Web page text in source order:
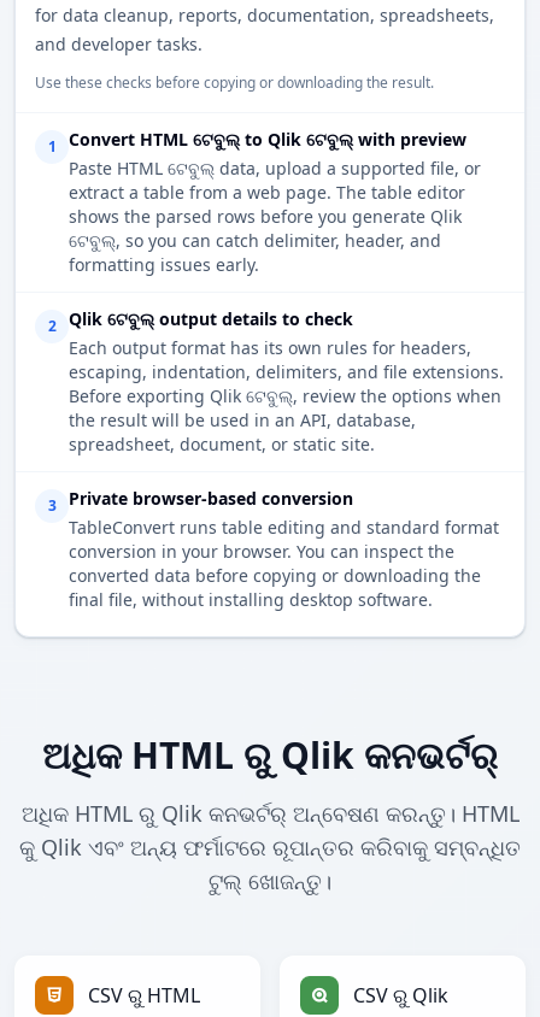
for data cleanup, reports, documentation, spreadsheets,
and developer tasks.
Use these checks before copying or downloading the result.
1
Convert HTML ଟେବୁଲ୍ to Qlik ଟେବୁଲ୍ with preview
Paste HTML ଟେବୁଲ୍ data, upload a supported file, or
extract a table from a web page. The table editor
shows the parsed rows before you generate Qlik
ଟେବୁଲ୍, so you can catch delimiter, header, and
formatting issues early.
2
Qlik ଟେବୁଲ୍ output details to check
Each output format has its own rules for headers,
escaping, indentation, delimiters, and file extensions.
Before exporting Qlik ଟେବୁଲ୍, review the options when
the result will be used in an API, database,
spreadsheet, document, or static site.
3
Private browser-based conversion
TableConvert runs table editing and standard format
conversion in your browser. You can inspect the
converted data before copying or downloading the
final file, without installing desktop software.
ଅଧିକ HTML ରୁ Qlik କନଭର୍ଟର୍
ଅଧିକ HTML ରୁ Qlik କନଭର୍ଟର୍ ଅନ୍ବେଷଣ କରନ୍ତୁ। HTML
କୁ Qlik ଏବଂ ଅନ୍ୟ ଫର୍ମାଟରେ ରୂପାନ୍ତର କରିବାକୁ ସମ୍ବନ୍ଧିତ
ଟୁଲ୍ ଖୋଜନ୍ତୁ।
CSV ରୁ HTML CSV ରୁ Qlik